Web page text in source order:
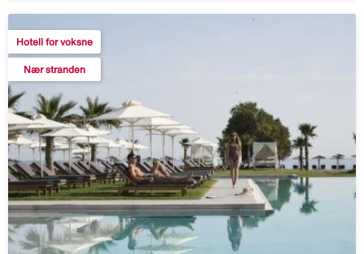
Hotell for voksne
Nær stranden